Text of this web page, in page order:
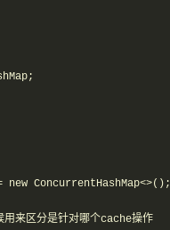
ConcurrentHashMap<>();
来区分是针对哪个cache操作